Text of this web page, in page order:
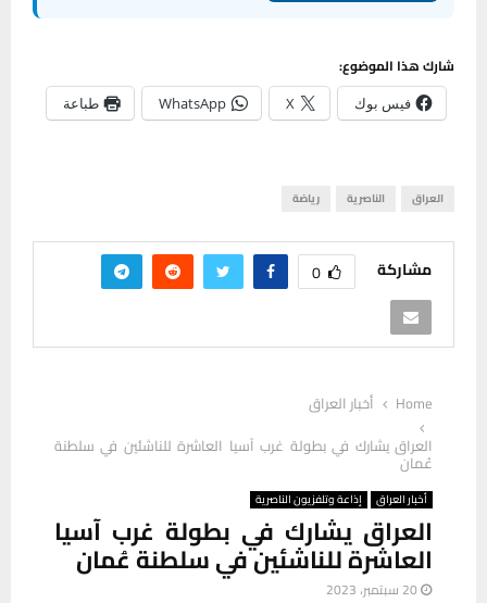
شارك هذا الموضوع:
فيس بوك X
WhatsApp طباعة
العراق الناصرية رياضة
مشاركة 0
Home
أخبار العراق
العراق يشارك في بطولة غرب آسيا العاشرة للناشئين في سلطنة
عُمان
أخبار العراق إذاعة وتلفزيون الناصرية
العراق يشارك في بطولة غرب آسيا
العاشرة للناشئين في سلطنة عُمان
20 سبتمبر، 2023